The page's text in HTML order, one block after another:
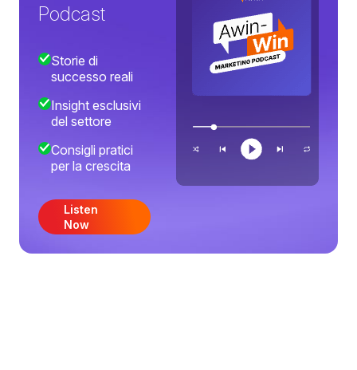
Podcast
Storie di
successo reali
Insight esclusivi
del settore
Consigli pratici
per la crescita
Listen
Now